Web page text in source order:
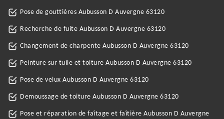
Pose de gouttières Aubusson D Auvergne 63120
Recherche de fuite Aubusson D Auvergne 63120
Changement de charpente Aubusson D Auvergne 63120
Peinture sur tuile et toiture Aubusson D Auvergne 63120
Pose de velux Aubusson D Auvergne 63120
Demoussage de toiture Aubusson D Auvergne 63120
Pose et réparation de faîtage et faîtière Aubusson D Auvergne